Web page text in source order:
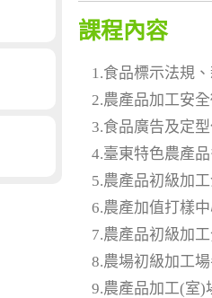
課程內容
1.食品標示法規
2.農產品加工安
3.食品廣告及定
4.臺東特色農產
5.農產品初級加
6.農產加值打樣
7.農產品初級加
8.農場初級加工
9.農產品加工(室)